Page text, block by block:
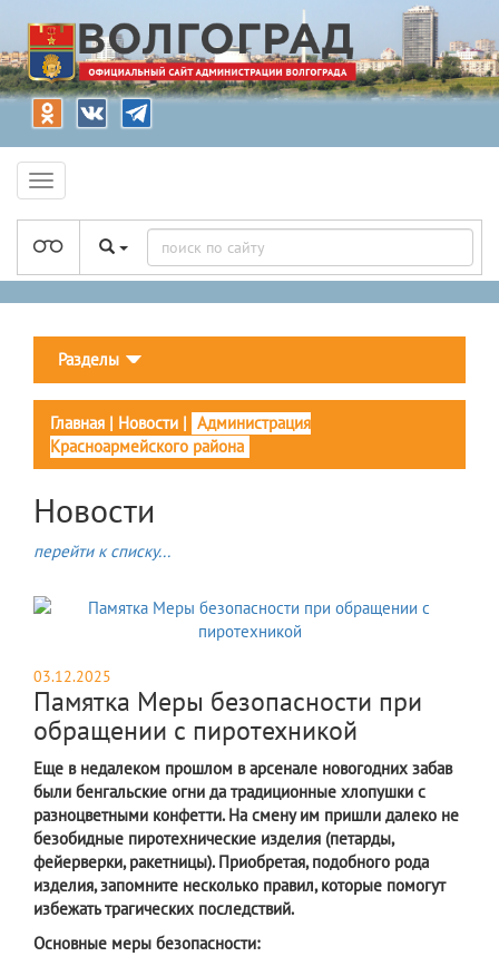
Разделы
Главная | Новости | Администрация
Красноармейского района
Новости
перейти к списку...
03.12.2025
Памятка Меры безопасности при
обращении с пиротехникой
Еще в недалеком прошлом в арсенале новогодних забав
были бенгальские огни да традиционные хлопушки с
разноцветными конфетти. На смену им пришли далеко не
безобидные пиротехнические изделия (петарды,
фейерверки, ракетницы). Приобретая, подобного рода
изделия, запомните несколько правил, которые помогут
избежать трагических последствий.
Основные меры безопасности: